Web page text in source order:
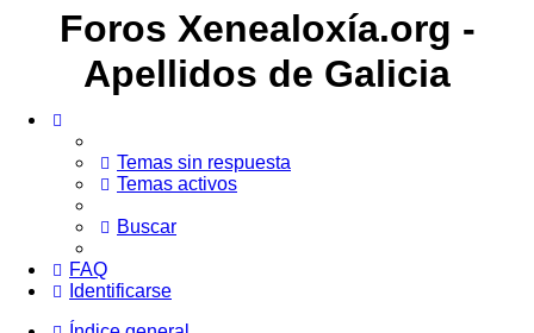
Foros Xenealoxía.org -
Apellidos de Galicia
Temas sin respuesta
Temas activos
Buscar
FAQ
Identificarse